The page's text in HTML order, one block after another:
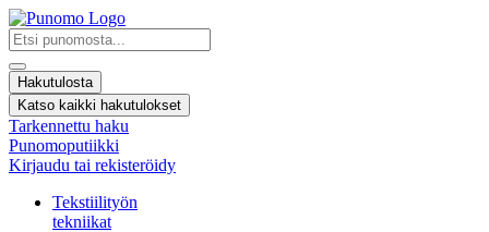
Mene
sisältöön
Search
...
Hakutulosta
Katso kaikki hakutulokset
Tarkennettu haku
Punomoputiikki
Kirjaudu tai rekisteröidy
Tekstiilityön
tekniikat